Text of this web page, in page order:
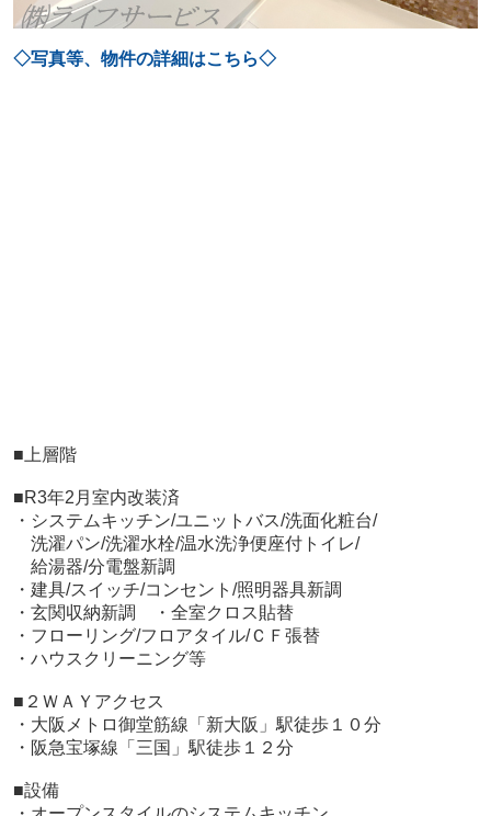
◇写真等、物件の詳細はこちら◇
■上層階
■R3年2月室内改装済
・システムキッチン/ユニットバス/洗面化粧台/
洗濯パン/洗濯水栓/温水洗浄便座付トイレ/
給湯器/分電盤新調
・建具/スイッチ/コンセント/照明器具新調
・玄関収納新調 ・全室クロス貼替
・フローリング/フロアタイル/ＣＦ張替
・ハウスクリーニング等
■２ＷＡＹアクセス
・大阪メトロ御堂筋線「新大阪」駅徒歩１０分
・阪急宝塚線「三国」駅徒歩１２分
■設備